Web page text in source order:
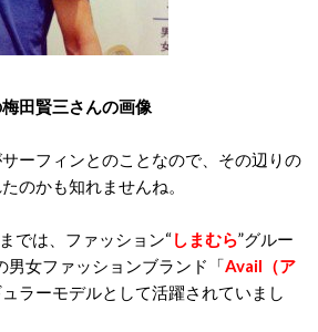
田賢三さんの画像
ーフィンとのことなので、その辺りの
のかも知れませんね。
では、ファッション“しまむら”グルー
男女ファッションブランド「Avail（ア
ュラーモデルとして活躍されていまし